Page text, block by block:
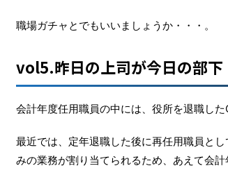
職場ガチャとでもいいましょうか・・・。
vol5.昨日の上司が今日の部下
会計年度任用職員の中には、役所を退職した
最近では、定年退職した後に再任用職員と
みの業務が割り当てられるため、あえて会